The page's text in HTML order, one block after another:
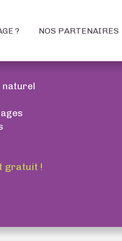
? NOS PARTENAIRES
naturel
gratuit !